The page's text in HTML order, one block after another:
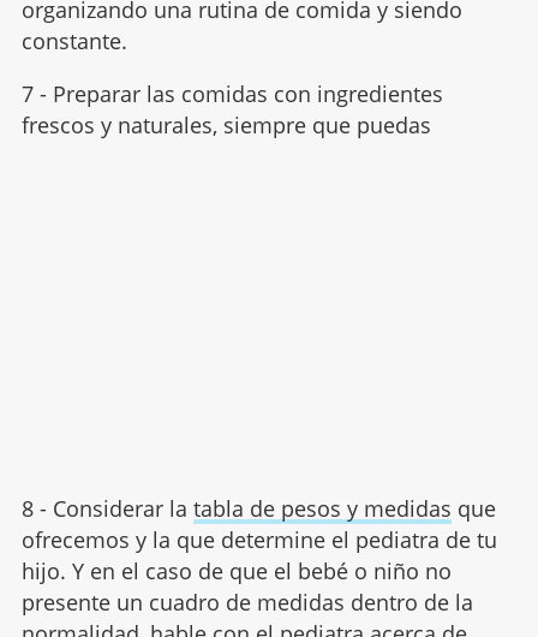
organizando una rutina de comida y siendo
constante.
7 - Preparar las comidas con ingredientes
frescos y naturales, siempre que puedas
8 - Considerar la tabla de pesos y medidas que
ofrecemos y la que determine el pediatra de tu
hijo. Y en el caso de que el bebé o niño no
presente un cuadro de medidas dentro de la